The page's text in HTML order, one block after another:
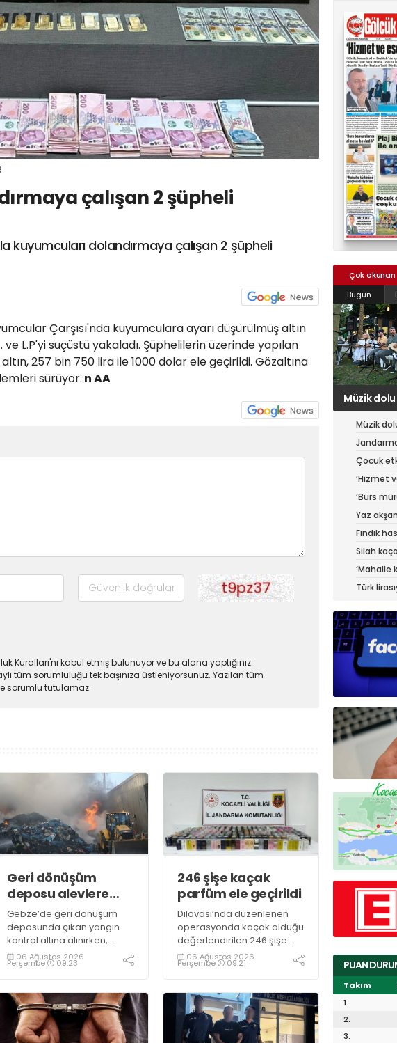
çalışan 2 şüpheli
kuyumcuları dolandırmaya çalışan 2 şüpheli
Çarşısı'nda kuyumculara ayarı düşürülmüş altın
L.P'yi suçüstü yakaladı. Şüphelilerin üzerinde yapılan
257 bin 750 lira ile 1000 dolar ele geçirildi. Gözaltına
sürüyor. n AA
Kuralları'nı kabul etmiş bulunuyor ve bu alana yaptığınız
tüm sorumluluğu tek başınıza üstleniyorsunuz. Yazılan tüm
sorumlu tutulamaz.
Geri dönüşüm
deposu alevlere
teslim oldu
Gebze’de geri dönüşüm
deposunda çıkan yangın
kontrol altına alınırken,
duman sebebiyle TEM ve
D100 Karayolu’nda göz gözü
06 Ağustos 2026
Perşembe 09:23
246 şişe kaçak
parfüm ele geçirildi
Dilovası’nda düzenlenen
operasyonda kaçak olduğu
değerlendirilen 246 şişe
parfüm ele geçirildi
06 Ağustos 2026
Perşembe 09:21
Çok okunan
Bugün
Müzik
Çocuk
dolu final
‘Hizmet
yapıyoruz’
‘Burs
başladık’
Yaz
etkinlikler
Fındık
üreticiye
Silah
‘Mahalle
Türk
PUAN
Takım
1.
2.
3.